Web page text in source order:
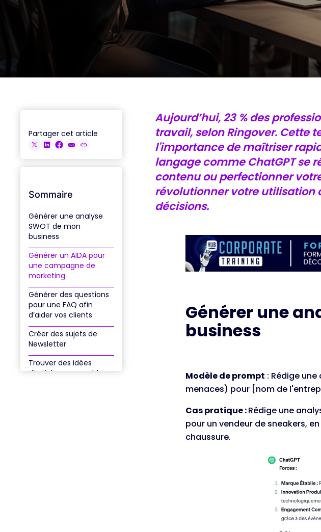
ACCÉDER AUX REPLAYS
Partager cet article
Sommaire
Générer une analyse
SWOT de mon
business
Générer un AIDA pour
une campagne de
marketing
Générer des questions
pour une FAQ afin
d’aider vos clients
Créer des sujets de
Newsletter
Trouver des idées
d’articles pour un blog
Aujourd’hui, 23 % des
travail, selon Ringover. Cette
l'importance de maîtriser
langage comme ChatGPT se
contenu ou perfectionner
révolutionner votre utilisation
décisions.
Générer une
business
Modèle de prompt : Rédige
menaces) pour [nom de
Cas pratique :Rédige une
pour un vendeur de sneakers,
chaussure.